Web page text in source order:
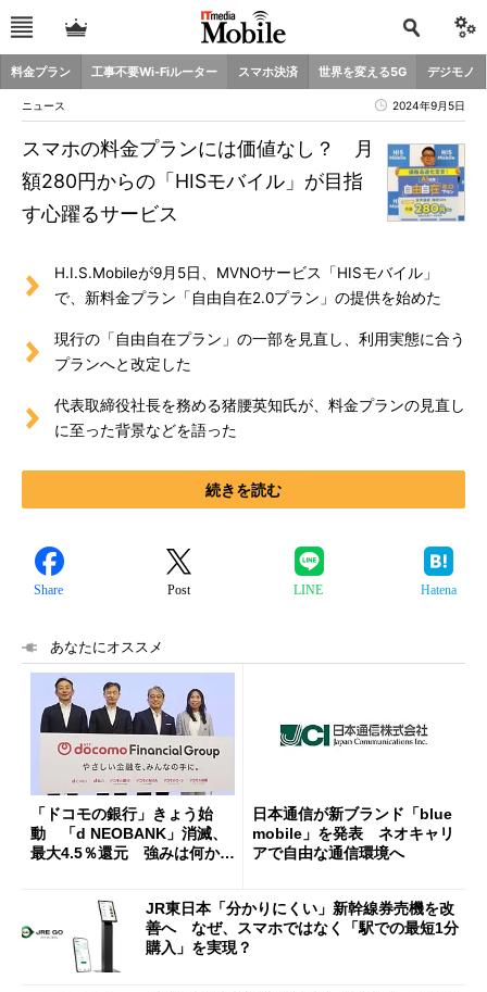
料金プラン 工事不要Wi-Fiルーター スマホ決済 世界を変える5G デジモノ
ニュース 2024年9月5日
スマホの料金プランには価値なし？ 月
額280円からの「HISモバイル」が目指
す心躍るサービス
H.I.S.Mobileが9月5日、MVNOサービス「HISモバイル」
で、新料金プラン「自由自在2.0プラン」の提供を始めた
現行の「自由自在プラン」の一部を見直し、利用実態に合う
プランへと改定した
代表取締役社長を務める猪腰英知氏が、料金プランの見直し
に至った背景などを語った
続きを読む
Share Post LINE Hatena
あなたにオススメ
「ドコモの銀行」きょう始
動 「d NEOBANK」消滅、
最大4.5％還元 強みは何か解
日本通信が新ブランド「blue
mobile」を発表 ネオキャリ
アで自由な通信環境へ
JR東日本「分かりにくい」新幹線券売機を改
善へ なぜ、スマホではなく「駅での最短1分
購入」を実現？